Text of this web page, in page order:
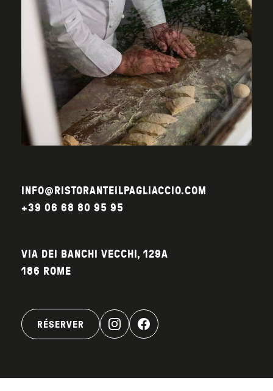
INFO@RISTORANTEILPAGLIACCIO.COM
+39 06 68 80 95 95
VIA DEI BANCHI VECCHI, 129A
186 ROME
RÉSERVER